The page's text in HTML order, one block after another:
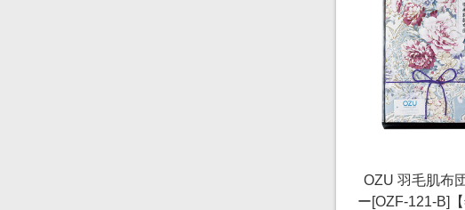
OZU 羽毛肌布
ー[OZF-121-B]